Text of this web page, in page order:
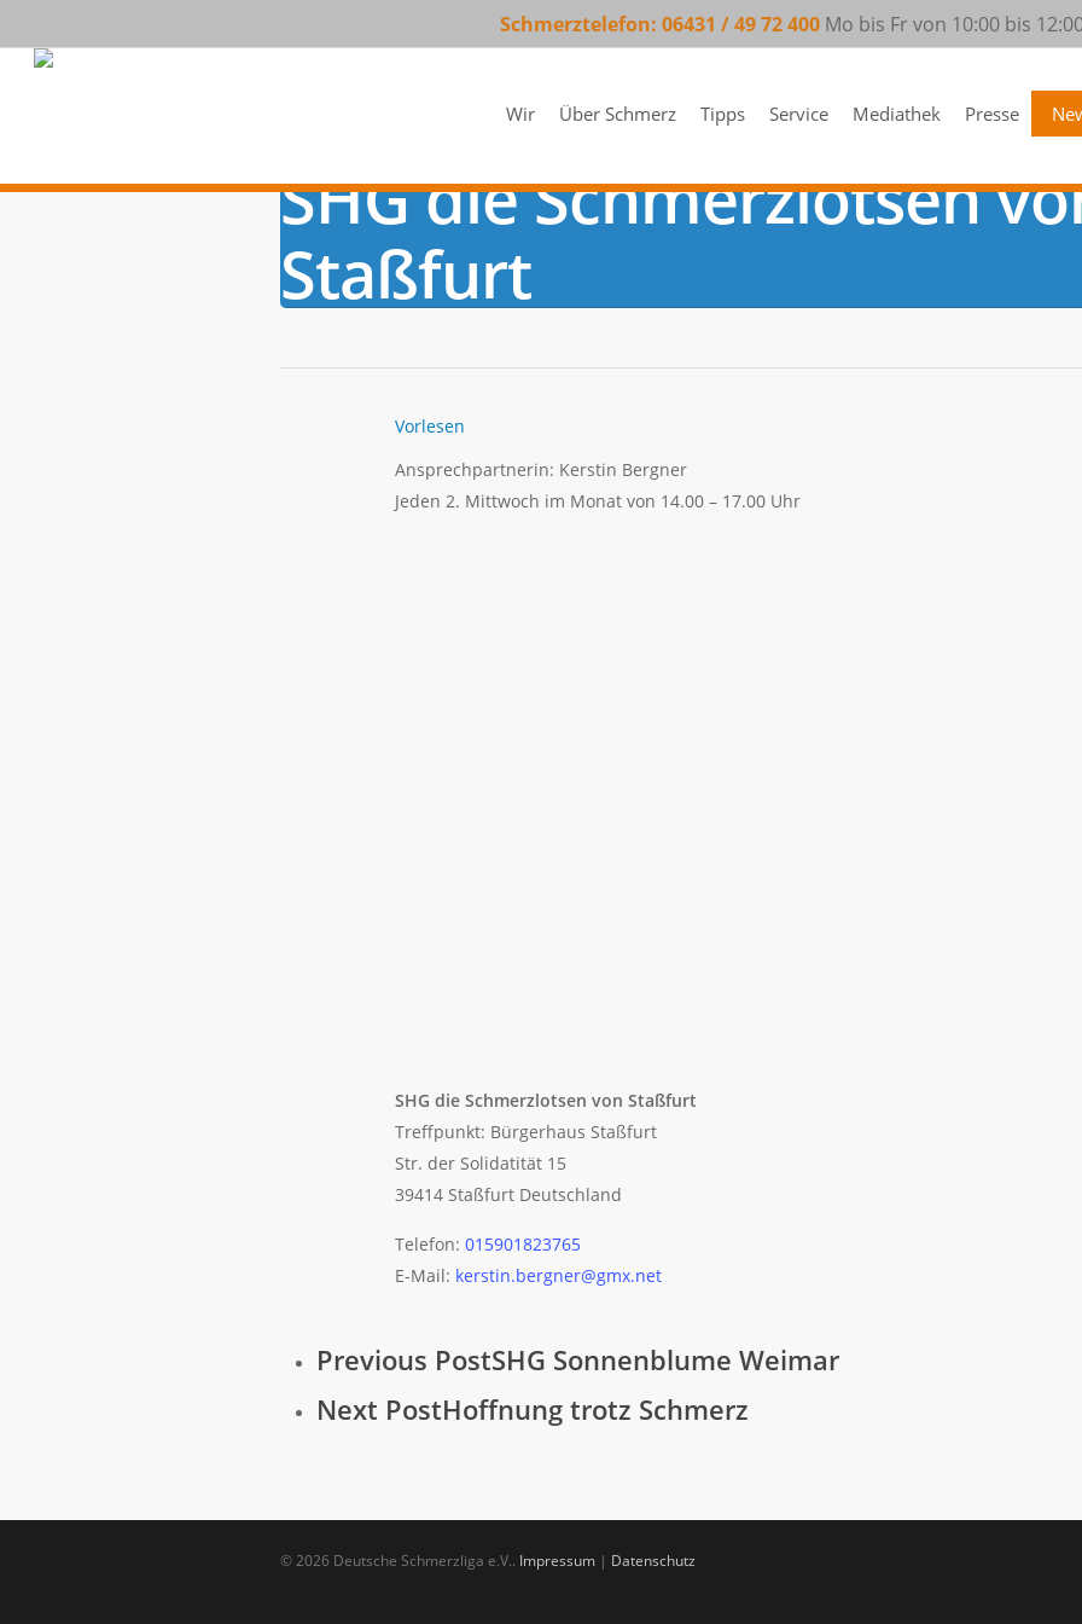
to
Schmerztelefon: 06431 / 49 72 400Mo bis Fr von 10:00 bis
Wir Über Schmerz Tipps Service Mediathek Presse
SHG die Schmerzlotsen
Staßfurt
Vorlesen
Ansprechpartnerin: Kerstin Bergner
Jeden 2. Mittwoch im Monat von 14.00 – 17.00 Uhr
SHG die Schmerzlotsen von Staßfurt
Treffpunkt: Bürgerhaus Staßfurt
Str. der Solidatität 15
39414 Staßfurt Deutschland
Telefon: 015901823765
E-Mail: kerstin.bergner@gmx.net
Previous PostSHG Sonnenblume Weimar
Next PostHoffnung trotz Schmerz
© 2026 Deutsche Schmerzliga e.V.. Impressum | Datenschutz